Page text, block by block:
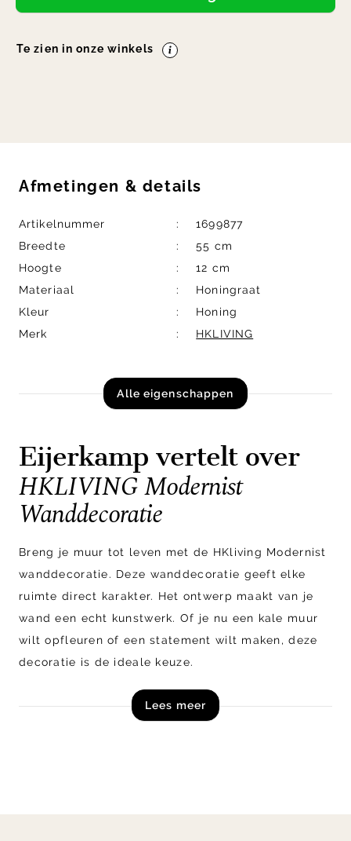
Te zien in onze winkels
Afmetingen & details
Artikelnummer
1699877
Breedte
55 cm
Hoogte
12 cm
Materiaal
Honingraat
Kleur
Honing
Merk
HKLIVING
Alle eigenschappen
Eijerkamp vertelt over
HKLIVING Modernist
Wanddecoratie
Breng je muur tot leven met de HKliving Modernist
wanddecoratie. Deze wanddecoratie geeft elke
ruimte direct karakter. Het ontwerp maakt van je
wand een echt kunstwerk. Of je nu een kale muur
wilt opfleuren of een statement wilt maken, deze
decoratie is de ideale keuze.
Shop de HKliving Modernist Wanddecoratie nu
Lees meer